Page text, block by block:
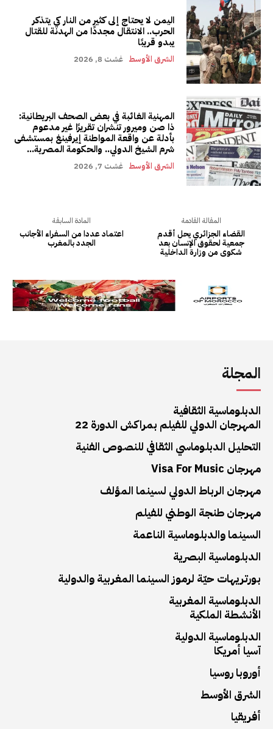
المجلة
الدبلوماسية الثقافية
المهرجان الدولي للفيلم بمراكش الدورة 22
التحليل الدبلوماسي الثقافي للنصوص الفنية
مهرجان Visa For Music
مهرجان الرباط الدولي لسينما المؤلف
مهرجان طنجة الوطني للفيلم
السينما والدبلوماسية الناعمة
الدبلوماسية البصرية
بورتريهات حيّة لرموز السينما المغربية والدولية
الدبلوماسية المغربية
الأنشطة الملكية
الدبلوماسية الدولية
آسيا أمريكا
أوروبا روسيا
الشرق الأوسط
أفريقيا